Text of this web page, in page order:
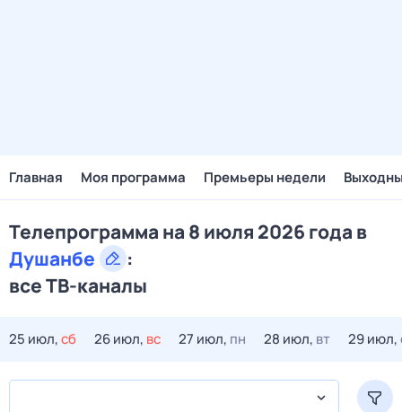
Главная Моя программа Премьеры недели
Телепрограмма на 8 июля 2026 года в
Душанбе
:
все ТВ-каналы
25 июл,сб 26 июл, вс 27 июл, пн 28 июл, вт 29 июл,